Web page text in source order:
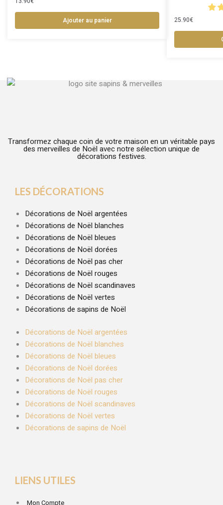
Ajouter au panier 25.90€
Transformez chaque coin de votre maison en un véritable pays
des merveilles de Noël avec notre sélection unique de
décorations festives.
LES DÉCORATIONS
Décorations de Noël argentées
Décorations de Noël blanches
Décorations de Noël bleues
Décorations de Noël dorées
Décorations de Noël pas cher
Décorations de Noël rouges
Décorations de Noël scandinaves
Décorations de Noël vertes
Décorations de sapins de Noël
Décorations de Noël argentées
Décorations de Noël blanches
Décorations de Noël bleues
Décorations de Noël dorées
Décorations de Noël pas cher
Décorations de Noël rouges
Décorations de Noël scandinaves
Décorations de Noël vertes
Décorations de sapins de Noël
LIENS UTILES
Mon Compte